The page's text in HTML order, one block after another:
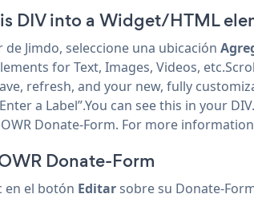
DIV into a Widget/HTML
de Jimdo, seleccione una ubicación
for Text, Images, Videos,
refresh, and your new, fully
a Label”.You can see this in your
Donate-Form. For more
Donate-Form
en el botón Editarsobre su Donate-